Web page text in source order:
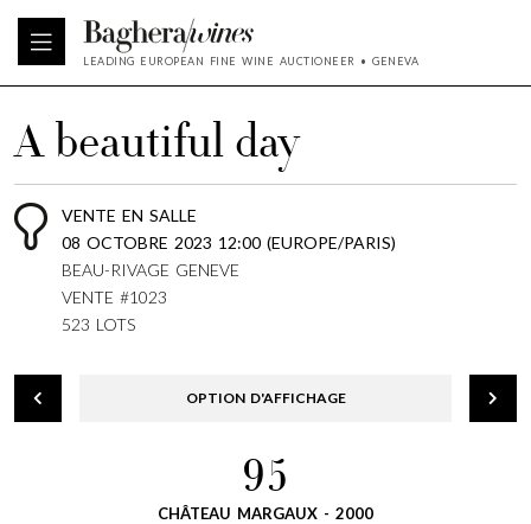
LEADING EUROPEAN FINE WINE AUCTIONEER • GENEVA
A beautiful day
VENTE EN SALLE
08 OCTOBRE 2023 12:00 (EUROPE/PARIS)
BEAU-RIVAGE GENEVE
VENTE #1023
523 LOTS
OPTION D'AFFICHAGE
95
CHÂTEAU MARGAUX - 2000